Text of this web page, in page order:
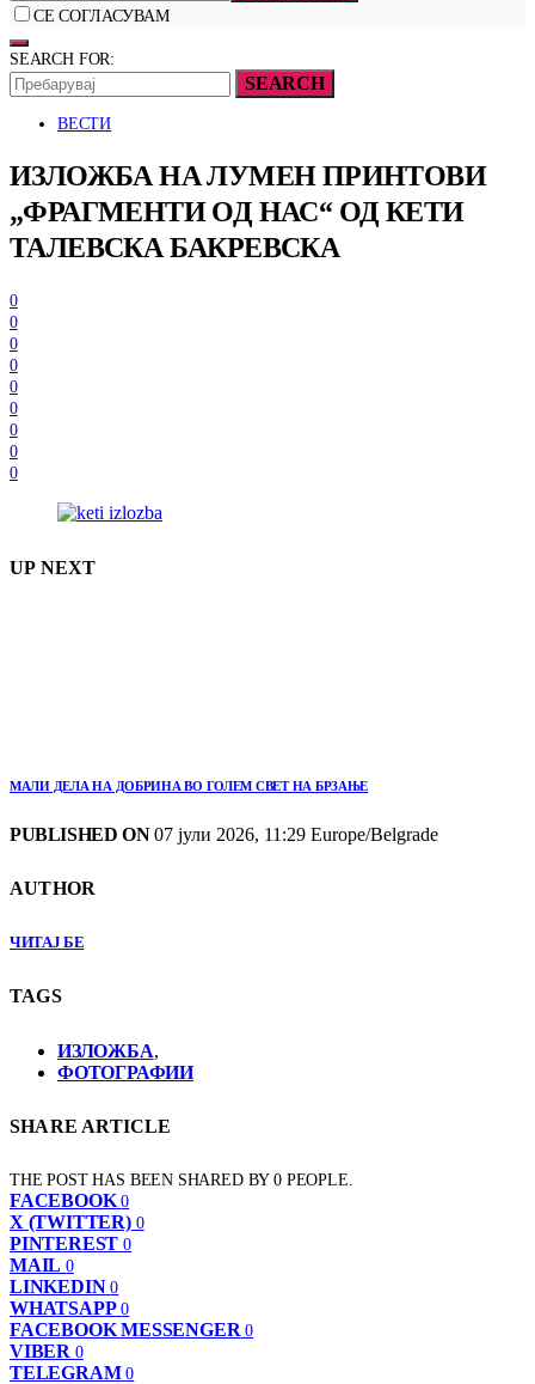
СЕ СОГЛАСУВАМ
SEARCH FOR:
SEARCH
ВЕСТИ
ИЗЛОЖБА НА ЛУМЕН ПРИНТОВИ
„ФРАГМЕНТИ ОД НАС“ ОД КЕТИ
ТАЛЕВСКА БАКРЕВСКА
0
0
0
0
0
0
0
0
0
UP NEXT
МАЛИ ДЕЛА НА ДОБРИНА ВО ГОЛЕМ СВЕТ НА БРЗАЊЕ
PUBLISHED ON07 јули 2026, 11:29 Europe/Belgrade
AUTHOR
ЧИТАЈ БЕ
TAGS
ИЗЛОЖБА,
ФОТОГРАФИИ
SHARE ARTICLE
THE POST HAS BEEN SHARED BY0 PEOPLE.
FACEBOOK 0
X (TWITTER) 0
PINTEREST 0
MAIL 0
LINKEDIN 0
WHATSAPP 0
FACEBOOK MESSENGER 0
VIBER 0
TELEGRAM 0